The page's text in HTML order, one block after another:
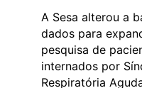
A Sesa alterou a
dados para
pesquisa de
internados por
Respiratória